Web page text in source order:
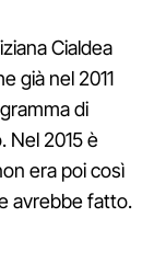
Cialdea
già nel 2011
di
Nel 2015 è
era poi così
avrebbe fatto.